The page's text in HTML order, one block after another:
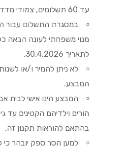
עד 60 תשלומים, צמודי מדד, ללא ריבית.
במסגרת התשלום עבור
לתאריך 30.4.2026.
לא ניתן להמיר ו/או
המבצע.
המבצע הינו אישי לבית
בהתאם להוראות תקנון זה.
למען הסר ספק יובהר כי